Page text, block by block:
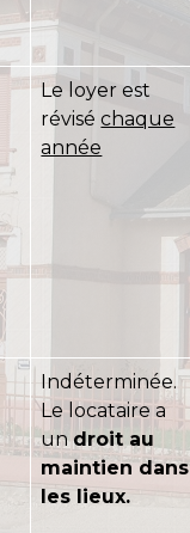
Le loyer est
réviséchaque
année
Indéterminée.
Le locataire a
undroit au
maintien dans
les lieux.